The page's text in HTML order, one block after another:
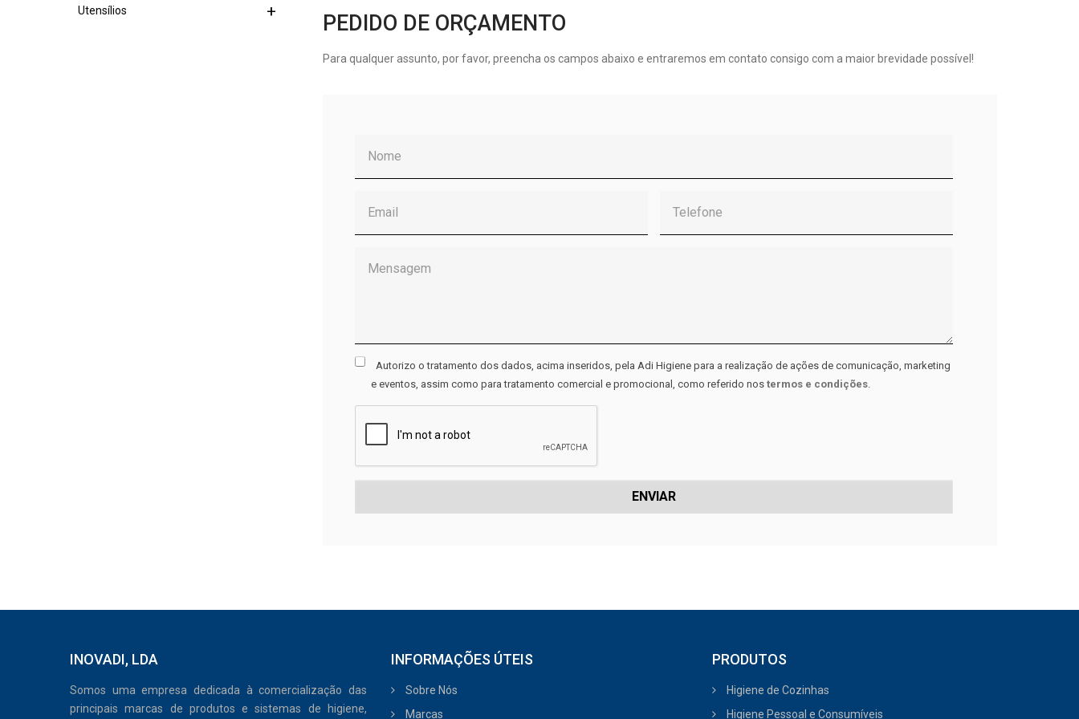
Utensílios PEDIDO DE ORÇAMENTO
Para qualquer assunto, por favor, preencha os campos abaixo e entraremos em contato consigo com a maior brevidade possível!
RGPDAutorizo o tratamento dos dados, acima inseridos, pela Adi Higiene para a realização de ações de comunicação, marketing
e eventos, assim como para tratamento comercial e promocional, como referido nos termos e condições
INOVADI, LDA
Somos uma empresa dedicada à comercialização das
principais marcas de produtos e sistemas de higiene,
INFORMAÇÕES ÚTEIS
Sobre Nós
Marcas
PRODUTOS
Higiene de Cozinhas
Higiene Pessoal e Consumíveis